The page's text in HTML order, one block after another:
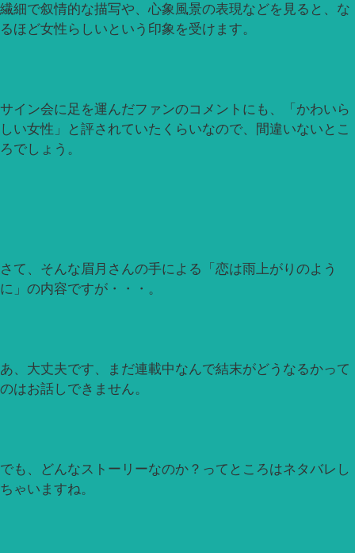
繊細で叙情的な描写や、心象風景の表現などを見ると、な
るほど女性らしいという印象を受けます。
サイン会に足を運んだファンのコメントにも、「かわいら
しい女性」と評されていたくらいなので、間違いないとこ
ろでしょう。
さて、そんな眉月さんの手による「恋は雨上がりのよう
に」の内容ですが・・・。
あ、大丈夫です、まだ連載中なんで結末がどうなるかって
のはお話しできません。
でも、どんなストーリーなのか？ってところはネタバレし
ちゃいますね。